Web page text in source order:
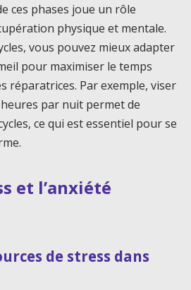
ces phases joue un rôle
physique et mentale.
vous pouvez mieux adapter
pour maximiser le temps
réparatrices. Par exemple, viser
par nuit permet de
ce qui est essentiel pour se
et l’anxiété
de stress dans